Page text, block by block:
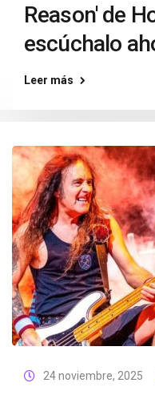
Reason' de
escúchalo
Leer más
24 noviembre, 2025